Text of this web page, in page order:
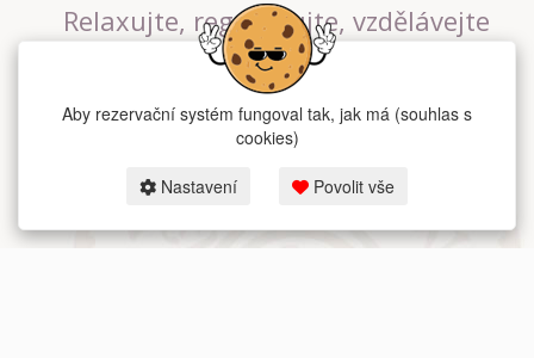
Relaxujte, regenerujte, vzdělávejte
se v největším jógovém studiu v
Praze
Aby rezervační systém fungoval tak, jak má (souhlas s
cookies)
Nastavení Povolit vše